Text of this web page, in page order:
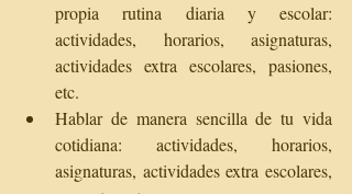
propia rutina diaria y escolar:
actividades, horarios, asignaturas,
actividades extra escolares, pasiones,
etc.
Hablar de manera sencilla de tu vida
cotidiana: actividades, horarios,
asignaturas, actividades extra escolares,